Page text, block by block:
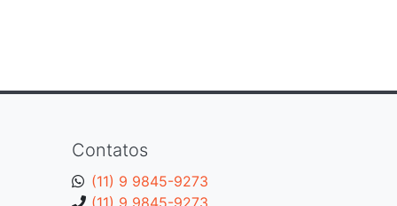
Contatos
(11) 9 9845-9273
(11) 9 9845-9273